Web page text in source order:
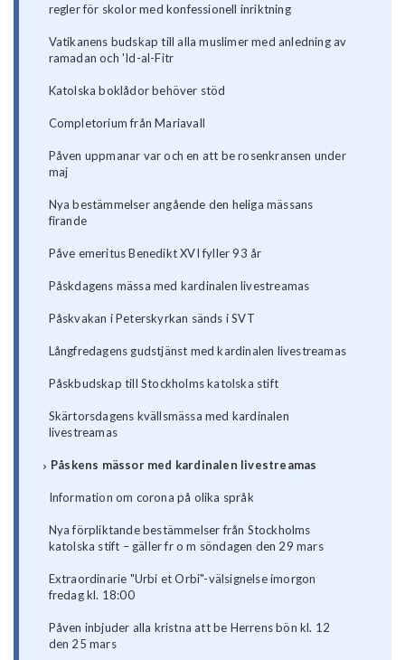
regler för skolor med konfessionell inriktning
Vatikanens budskap till alla muslimer med anledning av
ramadan och 'Id-al-Fitr
Katolska boklådor behöver stöd
Completorium från Mariavall
Påven uppmanar var och en att be rosenkransen under
maj
Nya bestämmelser angående den heliga mässans
firande
Påve emeritus Benedikt XVI fyller 93 år
Påskdagens mässa med kardinalen livestreamas
Påskvakan i Peterskyrkan sänds i SVT
Långfredagens gudstjänst med kardinalen livestreamas
Påskbudskap till Stockholms katolska stift
Skärtorsdagens kvällsmässa med kardinalen
livestreamas
Påskens mässor med kardinalen livestreamas
Information om corona på olika språk
Nya förpliktande bestämmelser från Stockholms
katolska stift – gäller fr o m söndagen den 29 mars
Extraordinarie "Urbi et Orbi"-välsignelse imorgon
fredag kl. 18:00
Påven inbjuder alla kristna att be Herrens bön kl. 12
den 25 mars